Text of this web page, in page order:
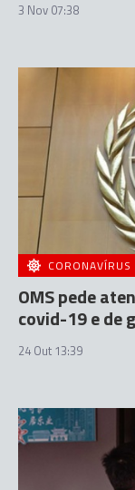
3 Nov 07:38
CORONAVÍRUS
OMS pede
covid-19 e de
24 Out 13:39